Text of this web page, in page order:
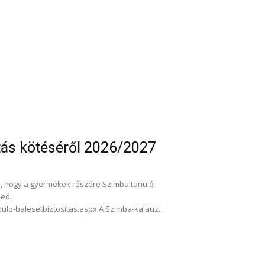
kötéséről 2026/2027
hogy a gyermekek részére Szimba tanuló
balesetbiztositas.aspx A Szimba-kalauz...